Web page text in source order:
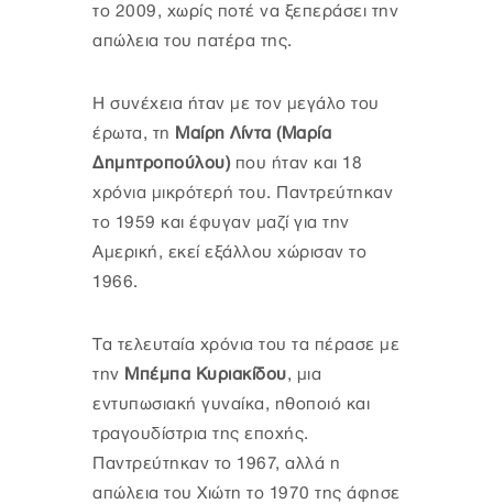
το 2009, χωρίς ποτέ να ξεπεράσει την
απώλεια του πατέρα της.
Η συνέχεια ήταν με τον μεγάλο του
έρωτα, τη Μαίρη Λίντα (Μαρία
Δημητροπούλου) που ήταν και 18
χρόνια μικρότερή του. Παντρεύτηκαν
το 1959 και έφυγαν μαζί για την
Αμερική, εκεί εξάλλου χώρισαν το
1966.
Τα τελευταία χρόνια του τα πέρασε με
την Μπέμπα Κυριακίδου, μια
εντυπωσιακή γυναίκα, ηθοποιό και
τραγουδίστρια της εποχής.
Παντρεύτηκαν το 1967, αλλά η
απώλεια του Χιώτη το 1970 της άφησε